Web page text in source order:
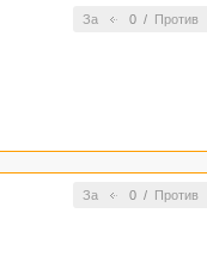
За 0/ Против
За 0/ Против